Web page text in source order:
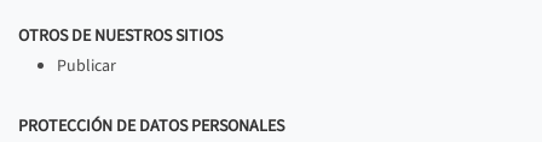
OTROS DE NUESTROS SITIOS
Publicar
PROTECCIÓN DE DATOS PERSONALES